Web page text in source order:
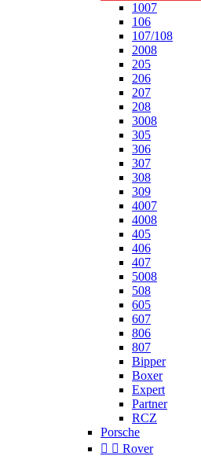
1007
106
107/108
2008
205
206
207
208
3008
305
306
307
308
309
4007
4008
405
406
407
5008
508
605
607
806
807
Bipper
Boxer
Expert
Partner
RCZ
Porsche
  Rover